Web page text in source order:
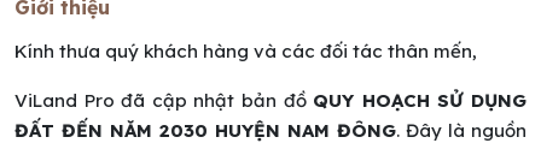
Giới thiệu
Kính thưa quý khách hàng và các đối tác thân mến,
ViLand Pro đã cập nhật bản đồ QUY HOẠCH SỬ DỤNG
ĐẤT ĐẾN NĂM 2030 HUYỆN NAM ĐÔNG. Đây là nguồn